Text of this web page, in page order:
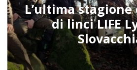
L’ultima
di linci LIFE